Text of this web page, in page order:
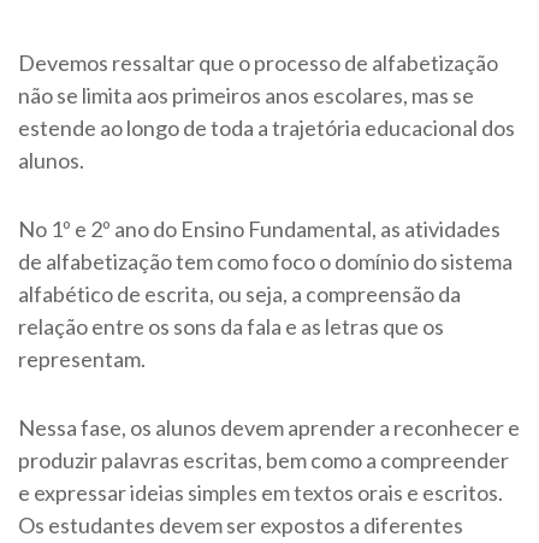
Devemos ressaltar que o processo de alfabetização
não se limita aos primeiros anos escolares, mas se
estende ao longo de toda a trajetória educacional dos
alunos.
No 1º e 2º ano do Ensino Fundamental, as atividades
de alfabetização tem como foco o domínio do sistema
alfabético de escrita, ou seja, a compreensão da
relação entre os sons da fala e as letras que os
representam.
Nessa fase, os alunos devem aprender a reconhecer e
produzir palavras escritas, bem como a compreender
e expressar ideias simples em textos orais e escritos.
Os estudantes devem ser expostos a diferentes